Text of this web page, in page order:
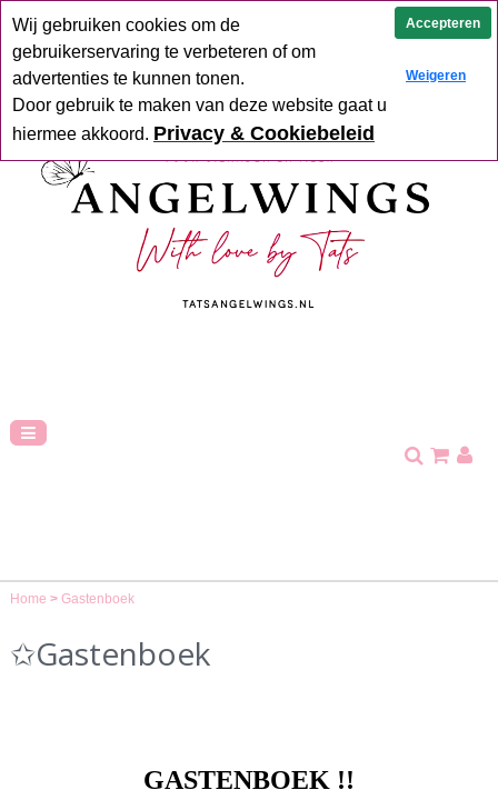
Verzending binnen 2-5
werkdagen
Hoge klant tevredenheid
Home > Gastenboek
✩Gastenboek
GASTENBOEK !!
Wij gebruiken cookies om de
gebruikerservaring te verbeteren of om
advertenties te kunnen tonen.
Door gebruik te maken van deze website gaat u
hiermee akkoord. Privacy & Cookiebeleid
Accepteren
Weigeren